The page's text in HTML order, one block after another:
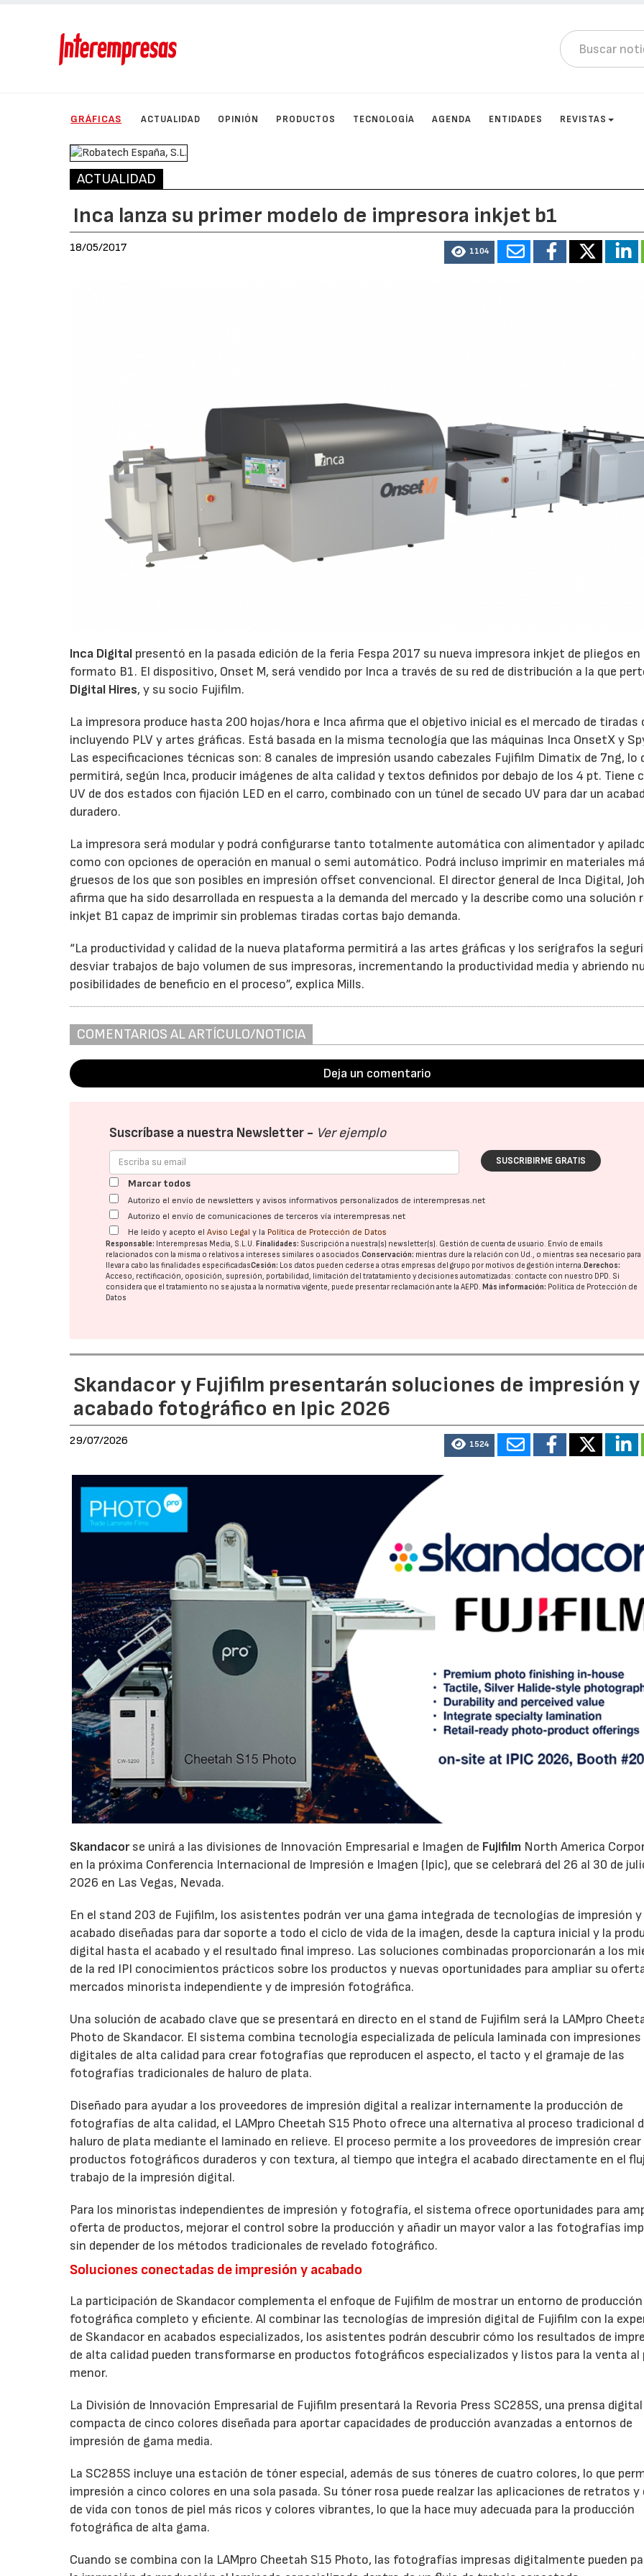
GRÁFICAS ACTUALIDAD OPINIÓN PRODUCTOS TECNOLOGÍA AGENDA ENTIDADES REVISTAS
ACTUALIDAD
Inca lanza su primer modelo de impresora inkjet b1
18/05/2017 1104
Inca Digital presentó en la pasada edición de la feria Fespa 2017 su nueva impresora inkjet de pliegos en
formato B1. El dispositivo, Onset M, será vendido por Inca a través de su red de distribución a la que
Digital Hires, y su socio Fujifilm.
La impresora produce hasta 200 hojas/hora e Inca afirma que el objetivo inicial es el mercado de tiradas
incluyendo PLV y artes gráficas. Está basada en la misma tecnología que las máquinas Inca OnsetX y
Las especificaciones técnicas son: 8 canales de impresión usando cabezales Fujifilm Dimatix de 7ng, lo
permitirá, según Inca, producir imágenes de alta calidad y textos definidos por debajo de los 4 pt. Tiene
UV de dos estados con fijación LED en el carro, combinado con un túnel de secado UV para dar un
duradero.
La impresora será modular y podrá configurarse tanto totalmente automática con alimentador y
como con opciones de operación en manual o semi automático. Podrá incluso imprimir en materiales
gruesos de los que son posibles en impresión offset convencional. El director general de Inca Digital,
afirma que ha sido desarrollada en respuesta a la demanda del mercado y la describe como una solución
inkjet B1 capaz de imprimir sin problemas tiradas cortas bajo demanda.
“La productividad y calidad de la nueva plataforma permitirá a las artes gráficas y los serígrafos la
desviar trabajos de bajo volumen de sus impresoras, incrementando la productividad media y abriendo
posibilidades de beneficio en el proceso”, explica Mills.
COMENTARIOS AL ARTÍCULO/NOTICIA
Deja un comentario
Suscríbase a nuestra Newsletter - Ver ejemplo
SUSCRIBIRME GRATIS
Marcar todos
Autorizo el envío de newsletters y avisos informativos personalizados de interempresas.net
Autorizo el envío de comunicaciones de terceros vía interempresas.net
He leído y acepto elAviso Legal y la Política de Protección de Datos
Responsable: Interempresas Media, S.L.U.Finalidades: Suscripción a nuestra(s) newsletter(s). Gestión de cuenta de usuario. Envío de emails
relacionados con la misma o relativos a intereses similares o asociados.Conservación: mientras dure la relación con Ud., o mientras sea necesario para
llevar a cabo las finalidades especificadasCesión: Los datos pueden cederse a otras empresas del grupo por motivos de gestión interna.Derechos:
Acceso, rectificación, oposición, supresión, portabilidad, limitación del tratatamiento y decisiones automatizadas: contacte con nuestro DPD. Si
considera que el tratamiento no se ajusta a la normativa vigente, puede presentar reclamación ante laAEPD.Más información: Política de Protección de
Datos
Skandacor y Fujifilm presentarán soluciones de impresión y
acabado fotográfico en Ipic 2026
29/07/2026 1524
Skandacorse unirá a las divisiones de Innovación Empresarial e Imagen de Fujifilm North America
en la próxima Conferencia Internacional de Impresión e Imagen (Ipic), que se celebrará del 26 al 30 de
2026 en Las Vegas, Nevada.
En el stand 203 de Fujifilm, los asistentes podrán ver una gama integrada de tecnologías de impresión y
acabado diseñadas para dar soporte a todo el ciclo de vida de la imagen, desde la captura inicial y la
digital hasta el acabado y el resultado final impreso. Las soluciones combinadas proporcionarán a los
de la red IPI conocimientos prácticos sobre los productos y nuevas oportunidades para ampliar su
mercados minorista independiente y de impresión fotográfica.
Una solución de acabado clave que se presentará en directo en el stand de Fujifilm será la LAMpro
Photo de Skandacor. El sistema combina tecnología especializada de película laminada con impresiones
digitales de alta calidad para crear fotografías que reproducen el aspecto, el tacto y el gramaje de las
fotografías tradicionales de haluro de plata.
Diseñado para ayudar a los proveedores de impresión digital a realizar internamente la producción de
fotografías de alta calidad, el LAMpro Cheetah S15 Photo ofrece una alternativa al proceso tradicional
haluro de plata mediante el laminado en relieve. El proceso permite a los proveedores de impresión crear
productos fotográficos duraderos y con textura, al tiempo que integra el acabado directamente en el
trabajo de la impresión digital.
Para los minoristas independientes de impresión y fotografía, el sistema ofrece oportunidades para
oferta de productos, mejorar el control sobre la producción y añadir un mayor valor a las fotografías
sin depender de los métodos tradicionales de revelado fotográfico.
Soluciones conectadas de impresión y acabado
La participación de Skandacor complementa el enfoque de Fujifilm de mostrar un entorno de producción
fotográfica completo y eficiente. Al combinar las tecnologías de impresión digital de Fujifilm con la
de Skandacor en acabados especializados, los asistentes podrán descubrir cómo los resultados de
de alta calidad pueden transformarse en productos fotográficos especializados y listos para la venta al
menor.
La División de Innovación Empresarial de Fujifilm presentará la Revoria Press SC285S, una prensa digital
compacta de cinco colores diseñada para aportar capacidades de producción avanzadas a entornos de
impresión de gama media.
La SC285S incluye una estación de tóner especial, además de sus tóneres de cuatro colores, lo que
impresión a cinco colores en una sola pasada. Su tóner rosa puede realzar las aplicaciones de retratos
de vida con tonos de piel más ricos y colores vibrantes, lo que la hace muy adecuada para la producción
fotográfica de alta gama.
Cuando se combina con la LAMpro Cheetah S15 Photo, las fotografías impresas digitalmente pueden
22/07/2026 29/07/2026